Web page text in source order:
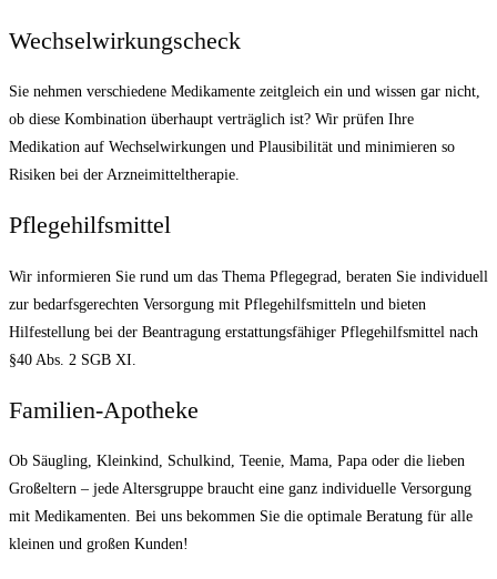
Wechselwirkungscheck
Sie nehmen verschiedene Medikamente zeitgleich ein und wissen gar nicht,
ob diese Kombination überhaupt verträglich ist? Wir prüfen Ihre
Medikation auf Wechselwirkungen und Plausibilität und minimieren so
Risiken bei der Arzneimitteltherapie.
Pflegehilfsmittel
Wir informieren Sie rund um das Thema Pflegegrad, beraten Sie individuell
zur bedarfsgerechten Versorgung mit Pflegehilfsmitteln und bieten
Hilfestellung bei der Beantragung erstattungsfähiger Pflegehilfsmittel nach
§40 Abs. 2 SGB XI.
Familien-Apotheke
Ob Säugling, Kleinkind, Schulkind, Teenie, Mama, Papa oder die lieben
Großeltern – jede Altersgruppe braucht eine ganz individuelle Versorgung
mit Medikamenten. Bei uns bekommen Sie die optimale Beratung für alle
kleinen und großen Kunden!